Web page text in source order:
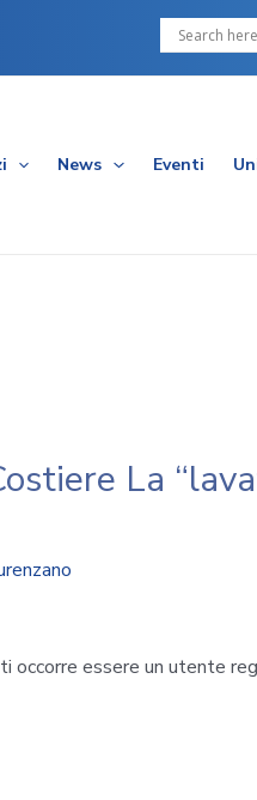
News Eventi
La
occorre essere un utente